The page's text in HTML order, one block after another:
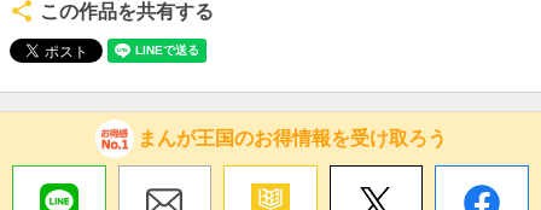
この作品を共有する
まんが王国のお得情報を受け取ろう